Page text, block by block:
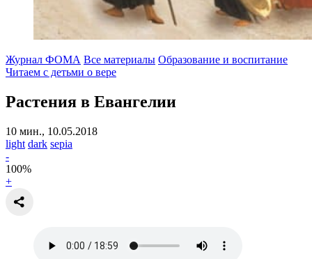
Журнал ФОМА Все материалы Образование и воспитание
Читаем с детьми о вере
Растения в Евангелии
10 мин., 10.05.2018
light dark sepia
-
100%
+